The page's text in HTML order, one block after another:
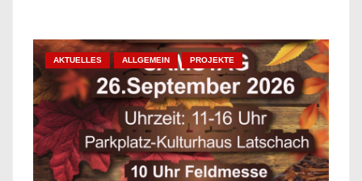
AKTUELLES ALLGEMEIN PROJEKTE